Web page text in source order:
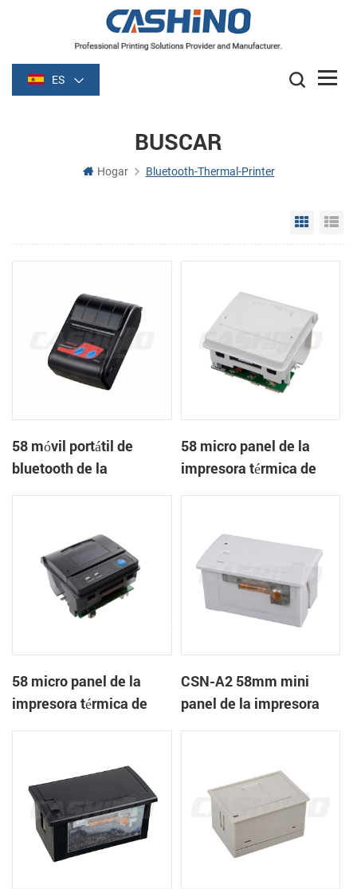
ES
BUSCAR
Hogar Bluetooth-Thermal-Printer
Grid
58 móvil portátil de
bluetooth de la
58 micro panel de la
impresora térmica de
58 micro panel de la
impresora térmica de
CSN-A2 58mm mini
panel de la impresora